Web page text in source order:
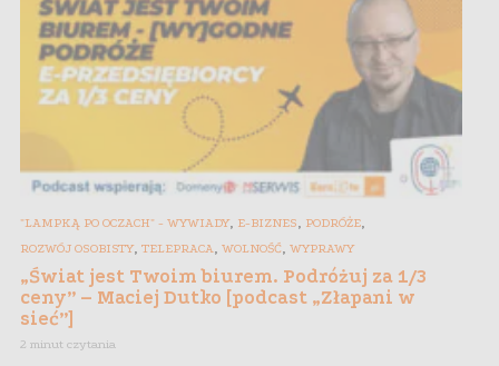
"LAMPKĄ PO OCZACH" - WYWIADY, E-BIZNES, PODRÓŻE,
ROZWÓJ OSOBISTY, TELEPRACA, WOLNOŚĆ, WYPRAWY
„Świat jest Twoim biurem. Podróżuj za 1/3
ceny” – Maciej Dutko [podcast „Złapani w
sieć”]
2 minut czytania